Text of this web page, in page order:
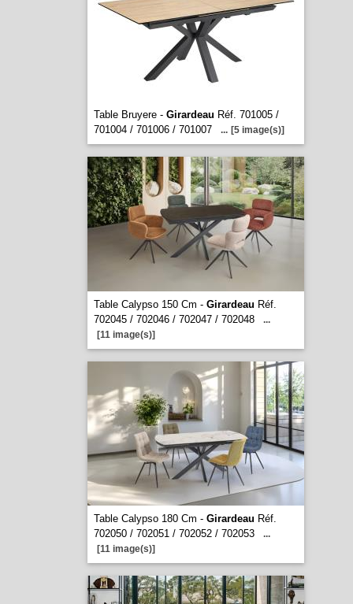
Table Bruyere - Girardeau Réf. 701005 /
701004 / 701006 / 701007
... [5 image(s)]
Table Calypso 150 Cm - Girardeau Réf.
702045 / 702046 / 702047 / 702048
...
[11 image(s)]
Table Calypso 180 Cm - Girardeau Réf.
702050 / 702051 / 702052 / 702053
...
[11 image(s)]